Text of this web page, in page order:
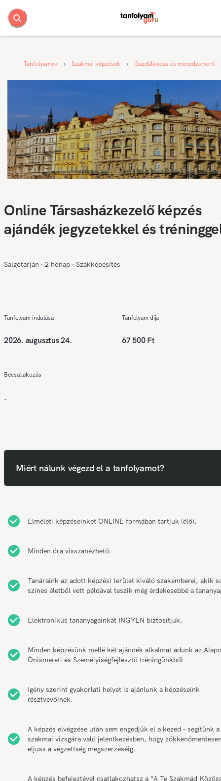
Tanfolyamok Szakmai képzések Gazdálkodás és menedzsment
Online Társasházkezelő képzés
ajándék jegyzetekkel és
Salgótarján ∙ 2 hónap ∙ Szakképesítés
Tanfolyam indulása
2026. augusztus 24.
Tanfolyam díja
67 500 Ft
Becsatlakozás
.
Miért nálunk végezd el a tanfolyamot?
Elméleti képzéseinket ONLINE formában tartjuk (élő).
Minden óra visszanézhető.
Tanáraink az adott képzési terület kiváló szakemberei, akik
színes életből vett példával teszik még érdekesebbé a
Elektronikus tananyagainkat INGYEN biztosítjuk.
Minden képzésünk mellé két ajándék alkalmat adunk az
Önismereti és Személyiségfejlesztő tréningünkből
Igény szerint gyakorlati helyet is ajánlunk a képzéseink
résztvevőinek.
A képzés elvégzése után sem engedjük el a kezed – segítünk a
szakmai vizsgára való jelentkezésben, hogy
eljuss a végzettség megszerzéséig.
A képzés befejeztével csatlakozhatsz a “A Te Szakmád